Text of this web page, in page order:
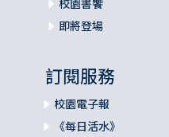
校園書饗
即將登場
訂閱服務
校園電子報
《每日活水》